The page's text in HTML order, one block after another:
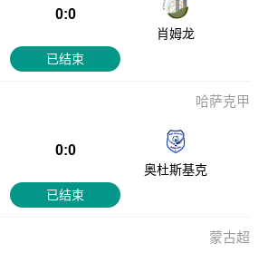
0:0
肖姆龙
已结束
哈萨克甲
0:0
奥杜斯基克
已结束
蒙古超